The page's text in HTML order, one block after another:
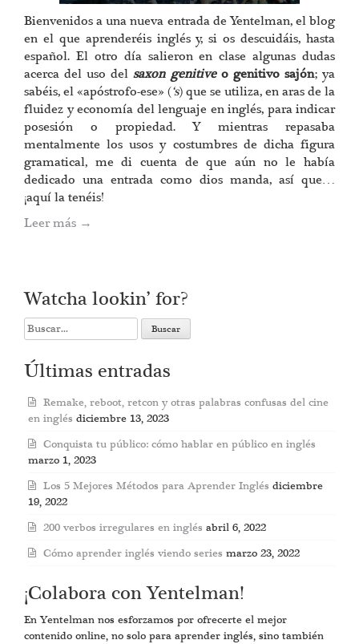
Bienvenidos a una nueva entrada de Yentelman, el blog
en el que aprenderéis inglés y, si os descuidáis, hasta
español. El otro día salieron en clase algunas dudas
acerca del uso delsaxon genitiveo genitivo sajón; ya
sabéis, el «apóstrofo-ese» (‘s) que se utiliza, en aras de la
fluidez y economía del lenguaje en inglés, para indicar
posesión o propiedad. Y mientras repasaba
mentalmente los usos y costumbres de dicha figura
gramatical, me di cuenta de que aún no le había
dedicado una entrada como dios manda, así que…
¡aquí la tenéis!
Leer más →
Watcha lookin’ for?
Search
for:
Últimas entradas
Remake, reboot, retcon y otras palabras confusas del cine
en inglés diciembre 13, 2023
Conquista tu público: cómo hablar en público en inglés
marzo 1, 2023
Los 5 Mejores Métodos para Aprender Inglés diciembre
19, 2022
200 verbos irregulares en inglés abril 6, 2022
Cómo aprender inglés viendo series marzo 23, 2022
¡Colabora con Yentelman!
En Yentelman nos esforzamos por ofrecerte el mejor
contenido online, no solo para aprender inglés, sino también